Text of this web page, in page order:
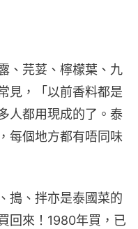
、芫荽、檸檬葉、九
見，「以前香料都是
人都用現成的了。泰
每個地方都有唔同味
搗、拌亦是泰國菜的
回來！1980年買，已